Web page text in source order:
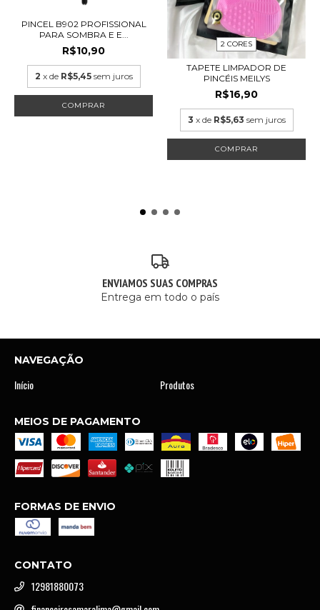
PINCEL B902 PROFISSIONAL
PARA SOMBRA E E...
R$10,90
2 x de R$5,45 sem juros
2 CORES
TAPETE LIMPADOR DE
PINCÉIS MEILYS
R$16,90
3 x de R$5,63 sem juros
COMPRAR
ENVIAMOS SUAS COMPRAS
Entrega em todo o país
NAVEGAÇÃO
Início Produtos
MEIOS DE PAGAMENTO
FORMAS DE ENVIO
CONTATO
12981880073